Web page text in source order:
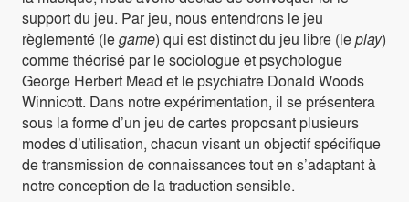
support du jeu. Par jeu, nous entendrons le jeu
règlementé (legame) qui est distinct du jeu libre (leplay)
comme théorisé par le sociologue et psychologue
George Herbert Mead et le psychiatre Donald Woods
Winnicott. Dans notre expérimentation, il se présentera
sous la forme d’un jeu de cartes proposant plusieurs
modes d’utilisation, chacun visant un objectif spécifique
de transmission de connaissances tout en s’adaptant à
notre conception de la traduction sensible.